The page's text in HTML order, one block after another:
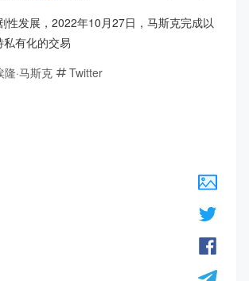
性发展，2022年10月27日，马斯克完成以
有化的交易
隆·马斯克
Twitter